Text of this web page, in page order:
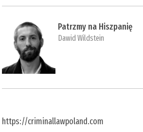
Patrzmy na Hiszpanię
Dawid Wildstein
https://criminallawpoland.com